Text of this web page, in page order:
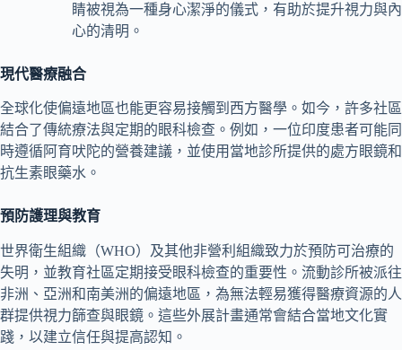
睛被視為一種身心潔淨的儀式，有助於提升視力與內
心的清明。
現代醫療融合
全球化使偏遠地區也能更容易接觸到西方醫學。如今，許多社區
結合了傳統療法與定期的眼科檢查。例如，一位印度患者可能同
時遵循阿育吠陀的營養建議，並使用當地診所提供的處方眼鏡和
抗生素眼藥水。
預防護理與教育
世界衛生組織（WHO）及其他非營利組織致力於預防可治療的
失明，並教育社區定期接受眼科檢查的重要性。流動診所被派往
非洲、亞洲和南美洲的偏遠地區，為無法輕易獲得醫療資源的人
群提供視力篩查與眼鏡。這些外展計畫通常會結合當地文化實
踐，以建立信任與提高認知。